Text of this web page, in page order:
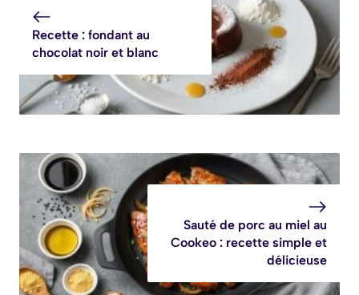
Recette : fondant au
chocolat noir et blanc
Sauté de porc au miel au
Cookeo : recette simple et
délicieuse